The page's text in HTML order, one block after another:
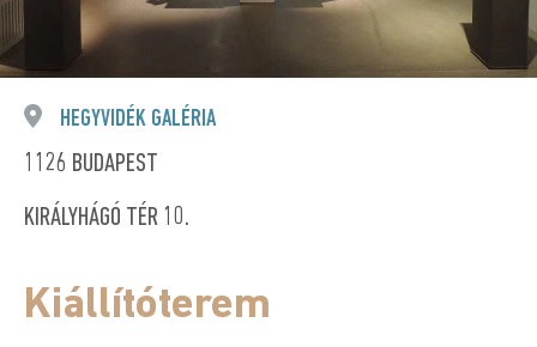
HEGYVIDÉK GALÉRIA
1126 BUDAPEST
KIRÁLYHÁGÓ TÉR 10.
Kiállítóterem